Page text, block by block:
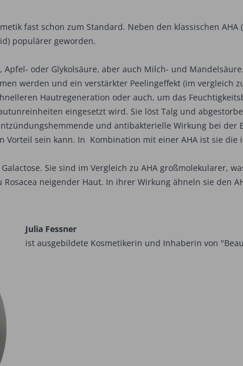
fast schon zum Standard. Neben den klassischen
populärer geworden.
oder Glykolsäure, aber auch Milch- und
werden und ein verstärkter Peelingeffekt (im vergleich
Hautregeneration oder auch, um das
eingesetzt wird. Sie löst Talg und
und antibakterielle Wirkung bei der
Vorteil sein kann. In Kombination mit einer AHA ist sie
Sie sind im Vergleich zu AHA großmolekularer,
neigender Haut. In ihrer Wirkung ähneln sie den
Julia Fessner
ist ausgebildete Kosmetikerin und Inhaberin von